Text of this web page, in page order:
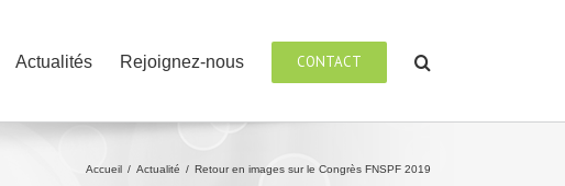
Actualités Rejoignez-nous CONTACT
Accueil / Actualité / Retour en images sur le Congrès FNSPF 2019